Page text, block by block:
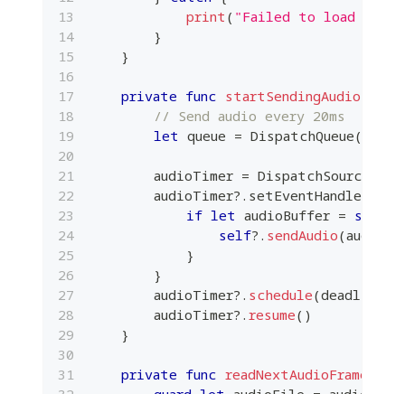
print ( "Failed to load
}
}
private func startSendingAudio
// Send audio every 20ms
let queue = DispatchQueue(
        audioTimer
= DispatchSource
        audioTimer
? . setEventHandler
if let audioBuffer = self
self? . sendAudio(
}
}
        audioTimer
? . schedule(deadline
        audioTimer
? . resume( )
}
private func readNextAudioFrame